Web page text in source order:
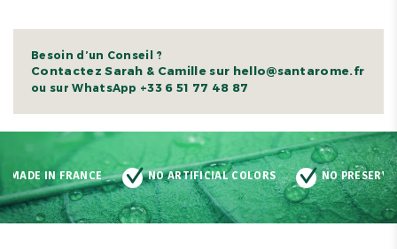
Besoin d’un Conseil ?
Contactez Sarah & Camille sur hello@santarome.fr
ou sur WhatsApp +33 6 51 77 48 87
MADE IN FRANCE NO ARTIFICIAL COLORS NO